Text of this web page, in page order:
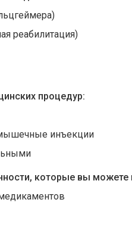
реабилитация)
процедур:
инъекции
которые вы можете